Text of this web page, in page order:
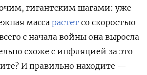
гигантским шагами: уже
масса растет со скоростью
с начала войны она выросла
схоже с инфляцией за это
И правильно находите —